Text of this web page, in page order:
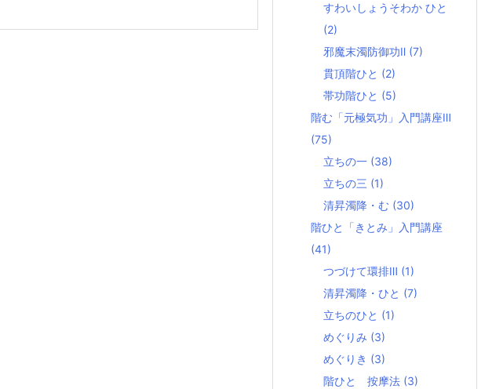
すわいしょうそわか ひと
(2)
邪魔末濁防御功Ⅱ (7)
貫頂階ひと (2)
帯功階ひと (5)
階む「元極気功」入門講座Ⅲ
(75)
立ちの一 (38)
立ちの三 (1)
清昇濁降・む (30)
階ひと「きとみ」入門講座
(41)
つづけて環排Ⅲ (1)
清昇濁降・ひと (7)
立ちのひと (1)
めぐりみ (3)
めぐりき (3)
階ひと 按摩法 (3)